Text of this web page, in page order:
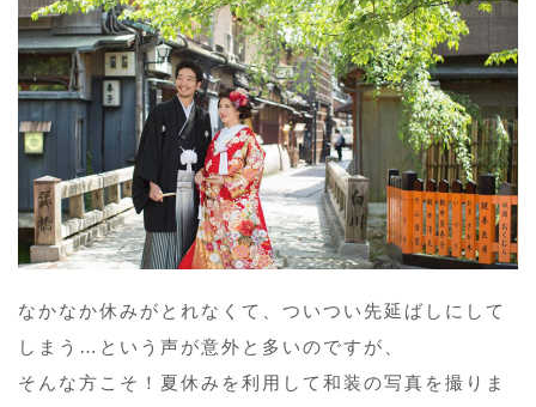
なかなか休みがとれなくて、ついつい先延ばしにして
しまう…という声が意外と多いのですが、
そんな方こそ！夏休みを利用して和装の写真を撮りま